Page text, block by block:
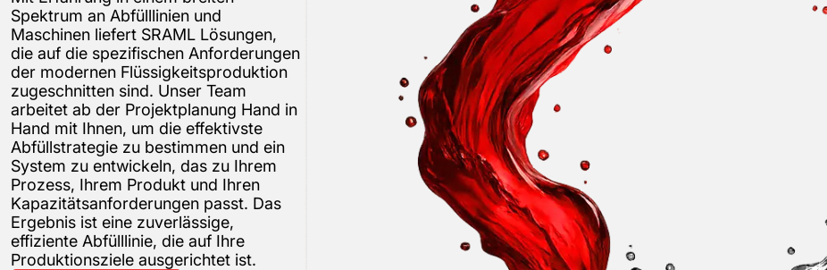
Spektrum an Abfülllinien und
Maschinen liefert SRAML Lösungen,
die auf die spezifischen Anforderungen
der modernen Flüssigkeitsproduktion
zugeschnitten sind. Unser Team
arbeitet ab der Projektplanung Hand in
Hand mit Ihnen, um die effektivste
Abfüllstrategie zu bestimmen und ein
System zu entwickeln, das zu Ihrem
Prozess, Ihrem Produkt und Ihren
Kapazitätsanforderungen passt. Das
Ergebnis ist eine zuverlässige,
effiziente Abfülllinie, die auf Ihre
Produktionsziele ausgerichtet ist.